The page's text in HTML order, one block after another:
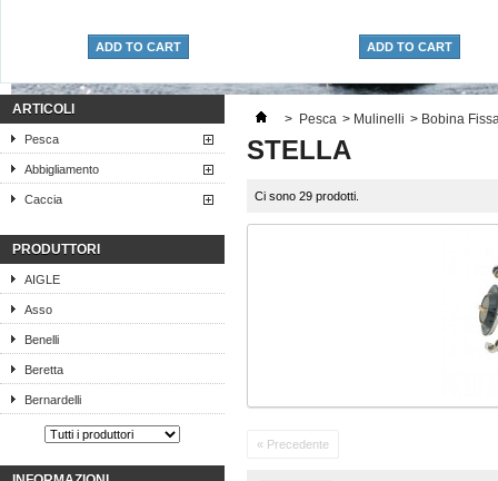
ADD TO CART ADD TO CART
ARTICOLI
Pesca
Abbigliamento
Caccia
PRODUTTORI
AIGLE
Asso
Benelli
Beretta
Bernardelli
> Pesca > Mulinelli > Bobina
STELLA
Ci sono 29 prodotti.
« Precedente